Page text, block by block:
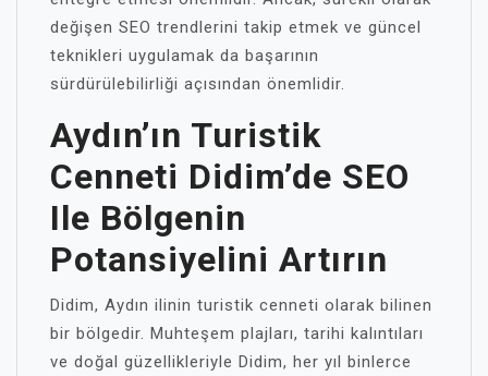
değişen SEO trendlerini takip etmek ve güncel
teknikleri uygulamak da başarının
sürdürülebilirliği açısından önemlidir.
Aydın’ın Turistik
Cenneti Didim’de SEO
Ile Bölgenin
Potansiyelini Artırın
Didim, Aydın ilinin turistik cenneti olarak bilinen
bir bölgedir. Muhteşem plajları, tarihi kalıntıları
ve doğal güzellikleriyle Didim, her yıl binlerce